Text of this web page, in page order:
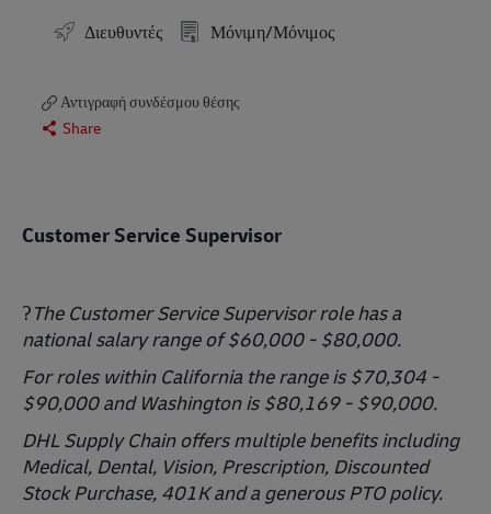
Διευθυντές
Μόνιμη/Μόνιμος
Αντιγραφή συνδέσμου θέσης
Share
Customer Service Supervisor
?The Customer Service Supervisor role has a
national salary range of $60,000 - $80,000.
For roles within California the range is $70,304 -
$90,000 and Washington is $80,169 - $90,000.
DHL Supply Chain offers multiple benefits including
Medical, Dental, Vision, Prescription, Discounted
Stock Purchase, 401K and a generous PTO policy.